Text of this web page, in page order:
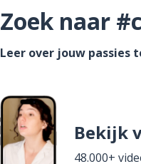
Zoek naar
Leer over jouw passies
Bekijk
48.000+